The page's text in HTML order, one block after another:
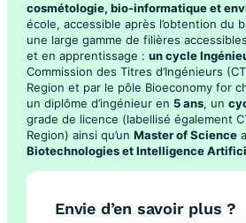
cosmétologie, bio-informatique et
école, accessible après l’obtention du
une large gamme de filières
et en apprentissage : un cycle
Commission des Titres d’Ingénieurs
Region et par le pôle Bioeconomy for
un diplôme d’ingénieur en 5 ans, un
grade de licence (labellisé également
Region) ainsi qu’un Master of Science
Biotechnologies et Intelligence
Envie d’en savoir plus ?